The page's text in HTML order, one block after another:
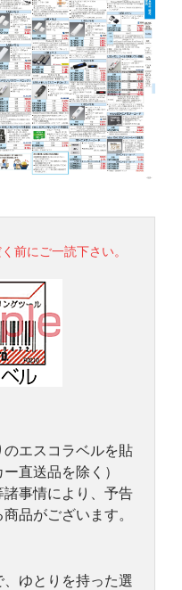
前にご一読下さい。
エスコラベルを貼
直送品を除く）
事情により、予告
品がございます。
ゆとりを持った選